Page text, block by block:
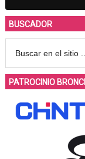
BUSCADOR
PATROCINIO